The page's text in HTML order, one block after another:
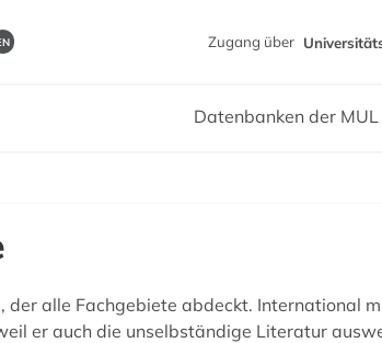
Zugang über
Datenbanken der MUL
alle Fachgebiete abdeckt. International
er auch die unselbständige Literatur